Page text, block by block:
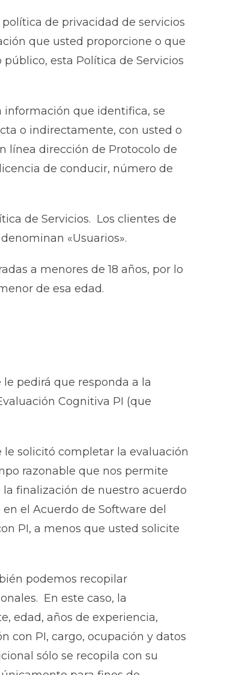
de privacidad de servicios
que usted proporcione o que
esta Política de Servicios
información que identifica, se
o indirectamente, con usted o
línea dirección de Protocolo de
de conducir, número de
de Servicios. Los clientes de
«Usuarios».
a menores de 18 años, por lo
de esa edad.
pedirá que responda a la
Cognitiva PI (que
solicitó completar la evaluación
razonable que nos permite
finalización de nuestro acuerdo
el Acuerdo de Software del
PI, a menos que usted solicite
podemos recopilar
En este caso, la
edad, años de experiencia,
con PI, cargo, ocupación y datos
sólo se recopila con su